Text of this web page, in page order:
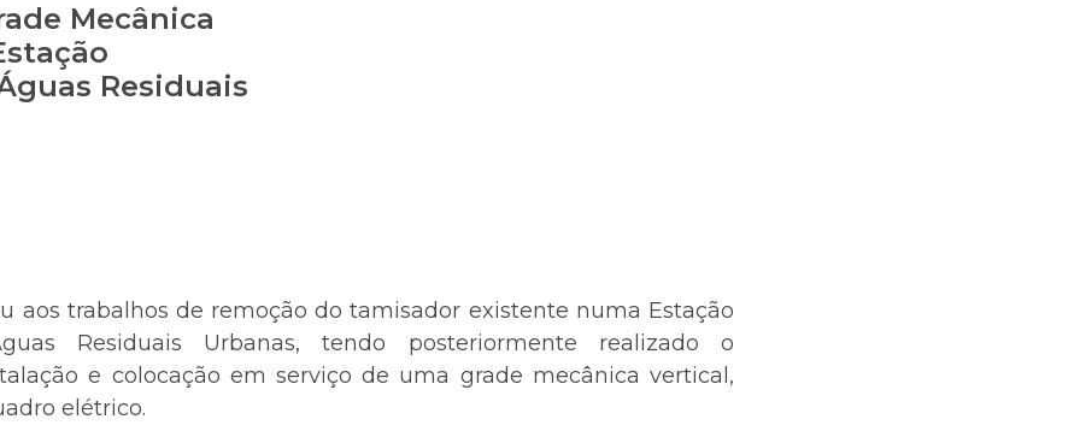
Mecânica
Residuais
aos trabalhos de remoção do tamisador existente numa Estação
Residuais Urbanas, tendo posteriormente realizado o
e colocação em serviço de uma grade mecânica vertical,
elétrico.